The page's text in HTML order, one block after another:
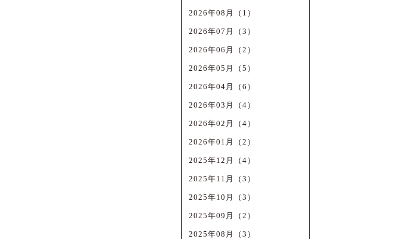
2026年08月（1）
2026年07月（3）
2026年06月（2）
2026年05月（5）
2026年04月（6）
2026年03月（4）
2026年02月（4）
2026年01月（2）
2025年12月（4）
2025年11月（3）
2025年10月（3）
2025年09月（2）
2025年08月（3）